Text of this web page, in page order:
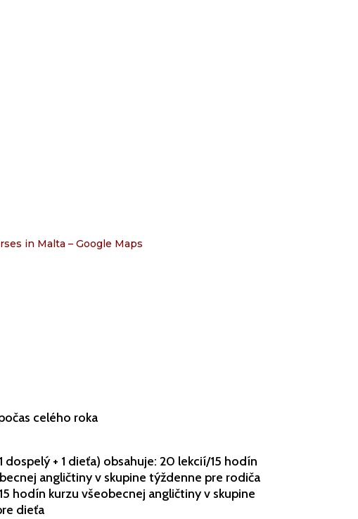
in Malta – Google Maps
celého roka
dospelý + 1 dieťa) obsahuje: 20 lekcií/15 hodín
angličtiny v skupine týždenne pre rodiča
hodín kurzu všeobecnej angličtiny v skupine
dieťa